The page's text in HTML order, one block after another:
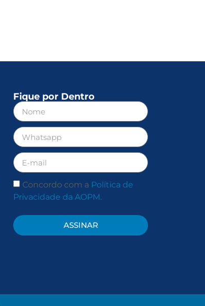
Fique por Dentro
Concordo com a Política de
Privacidade da AOPM.
ASSINAR